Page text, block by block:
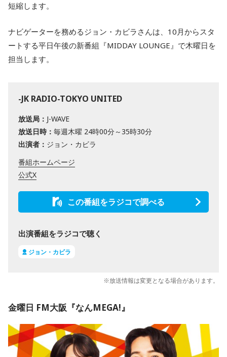
短縮します。
ナビゲーターを務めるジョン・カビラさんは、10月からスタ
ートする平日午後の新番組『MIDDAY LOUNGE』で木曜日を
担当します。
-JK RADIO-TOKYO UNITED
放送局： J-WAVE
放送日時： 毎週木曜 24時00分～35時30分
出演者： ジョン・カビラ
番組ホームページ
公式X
この番組をラジコで調べる
出演番組をラジコで聴く
ジョン・カビラ
※放送情報は変更となる場合があります。
金曜日 FM大阪『なんMEGA!』